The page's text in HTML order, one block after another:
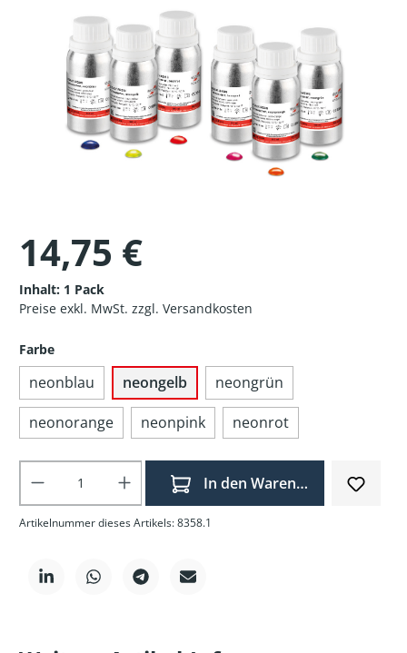
14,75 €
Inhalt: 1 Pack
Preise exkl. MwSt. zzgl. Versandkosten
Farbe
neonblau neongelb
neongrün
neonorange
neonpink neonrot
Produkt Anzahl: Gib den gewünschten
In den Warenkorb
Artikelnummer dieses Artikels: 8358.1